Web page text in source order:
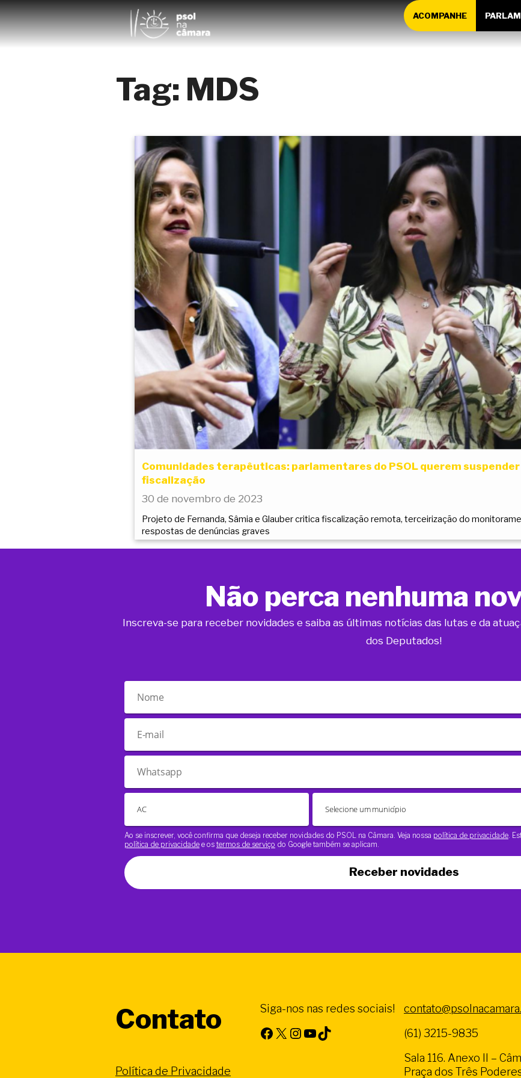
ACOMPANHE
Tag: MDS
Comunidades terapêuticas: parlamentares do PSOL querem
fiscalização
30 de novembro de 2023
Projeto de Fernanda, Sâmia e Glauber critica fiscalização remota, terceirização do
respostas de denúncias graves
Não perca nenhuma
Inscreva-se para receber novidades e saiba as últimas notícias das lutas e da
dos Deputados!
Ao se inscrever, você confirma que deseja receber novidades do PSOL na Câmara. Veja nossa política de privacidade .
política de privacidade e os termos de serviço do Google também se aplicam.
Receber novidades
Contato
Política de Privacidade
Siga-nos nas redes sociais!
Facebook X Instagram Youtube TikTok
(61) 3215-9835
Sala 116. Anexo II –
Praça dos Três